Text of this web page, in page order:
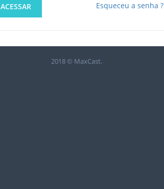
ACESSAR Esqueceu a senha ?
2018 © MaxCast.